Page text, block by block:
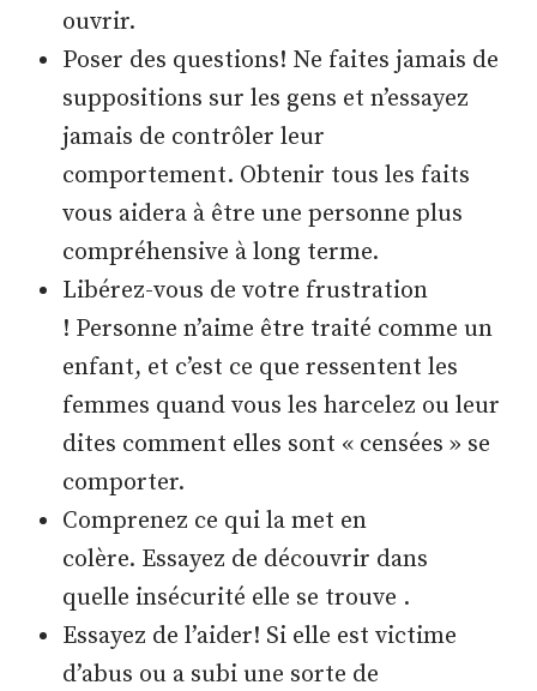
ouvrir.
Poser des questions! Ne faites jamais de
suppositions sur les gens et n’essayez
jamais de contrôler leur
comportement. Obtenir tous les faits
vous aidera à être une personne plus
compréhensive à long terme.
Libérez-vous de votre frustration
! Personne n’aime être traité comme un
enfant, et c’est ce que ressentent les
femmes quand vous les harcelez ou leur
dites comment elles sont « censées » se
comporter.
Comprenez ce qui la met en
colère. Essayez de découvrir dans
quelle insécurité elle se trouve .
Essayez de l’aider! Si elle est victime
d’abus ou a subi une sorte de